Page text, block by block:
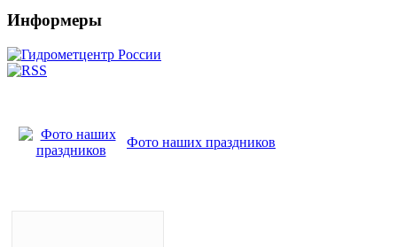
Информеры
Фото наших праздников